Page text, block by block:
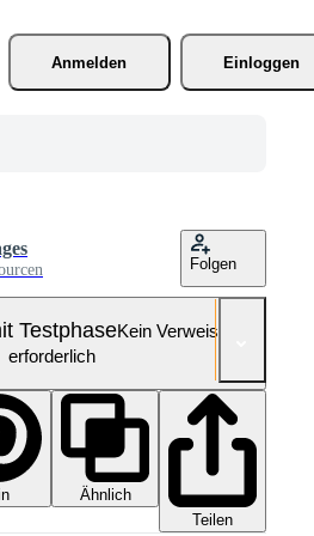
Anmelden
Einloggen
Folgen
TestphaseKein Verweis
erforderlich
Ähnlich
Teilen